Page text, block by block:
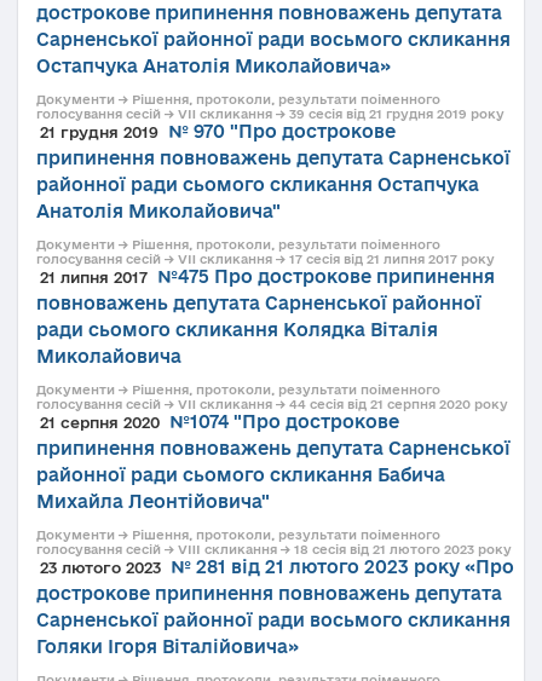
дострокове припинення повноважень депутата
Сарненської районної ради восьмого скликання
Остапчука Анатолія Миколайовича»
Документи → Рішення, протоколи, результати поіменного
голосування сесій → VII скликання → 39 сесія від 21 грудня 2019 року
21 грудня 2019
№ 970 "Про дострокове
припинення повноважень депутата Сарненської
районної ради сьомого скликання Остапчука
Анатолія Миколайовича"
Документи → Рішення, протоколи, результати поіменного
голосування сесій → VII скликання → 17 сесія від 21 липня 2017 року
21 липня 2017
№475 Про дострокове припинення
повноважень депутата Сарненської районної
ради сьомого скликання Колядка Віталія
Миколайовича
Документи → Рішення, протоколи, результати поіменного
голосування сесій → VII скликання → 44 сесія від 21 серпня 2020 року
21 серпня 2020
№1074 "Про дострокове
припинення повноважень депутата Сарненської
районної ради сьомого скликання Бабича
Михайла Леонтійовича"
Документи → Рішення, протоколи, результати поіменного
голосування сесій → VIII скликання → 18 сесія від 21 лютого 2023 року
23 лютого 2023
№ 281 від 21 лютого 2023 року «Про
дострокове припинення повноважень депутата
Сарненської районної ради восьмого скликання
Голяки Ігоря Віталійовича»